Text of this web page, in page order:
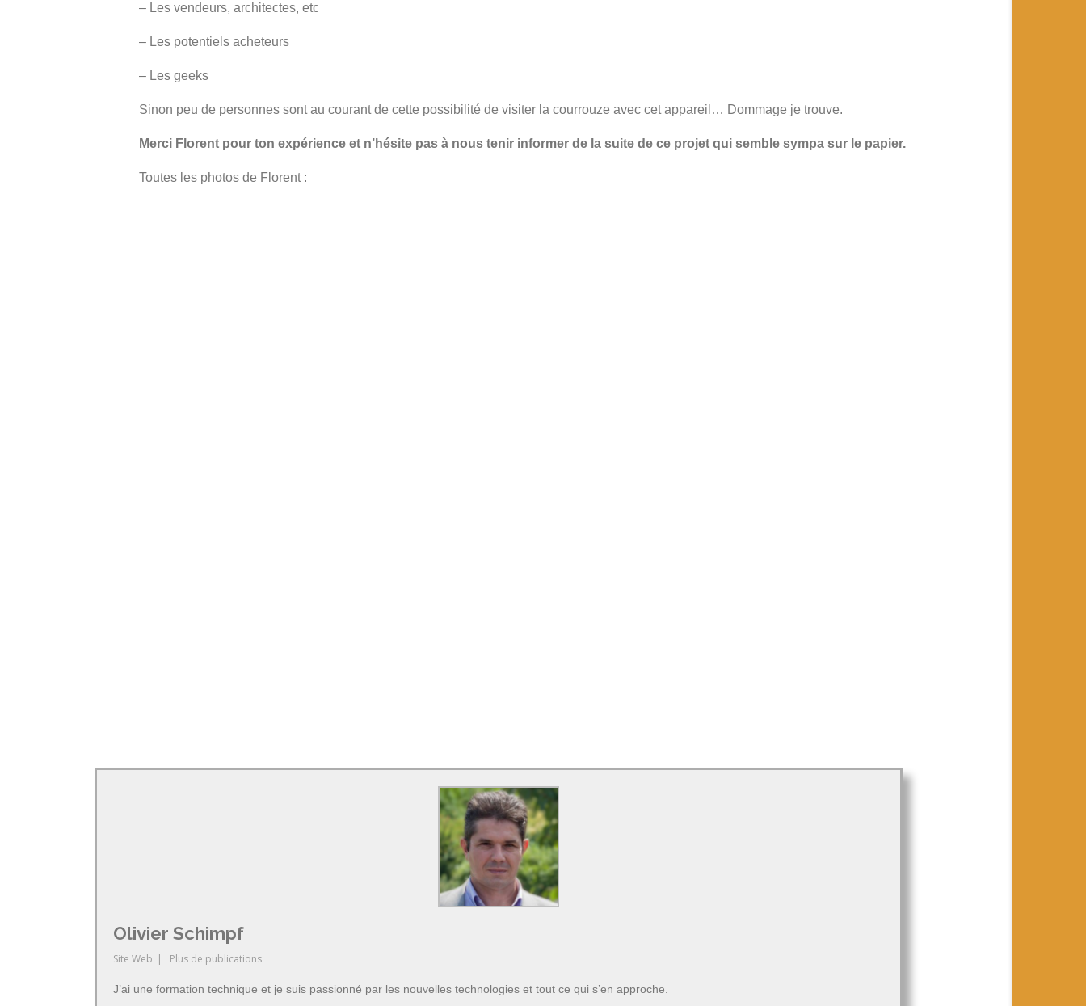
– Les vendeurs, architectes, etc
– Les potentiels acheteurs
– Les geeks
Sinon peu de personnes sont au courant de cette possibilité de visiter la courrouze avec cet appareil… Dommage je trouve.
Merci Florent pour ton expérience et n’hésite pas à nous tenir informer de la suite de ce projet qui semble sympa sur le papier.
Toutes les photos de Florent :
Olivier Schimpf
Site Web | Plus de publications
J’ai une formation technique et je suis passionné par les nouvelles technologies et tout ce qui s’en approche.